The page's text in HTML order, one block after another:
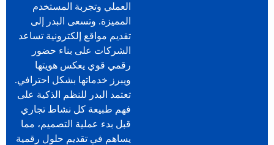
العملي وتجربة المستخدم
المميزة. وتسعى البدر إلى
تقديم مواقع إلكترونية تساعد
الشركات على بناء حضور
رقمي قوي يعكس هويتها
ويبرز خدماتها بشكل احترافي.
تعتمد البدر للنظم الذكية على
فهم طبيعة كل نشاط تجاري
قبل بدء عملية التصميم، مما
يساهم في تقديم حلول رقمية